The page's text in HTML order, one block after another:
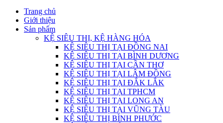
Trang chủ
Giới thiệu
Sản phẩm
KỆ SIÊU THỊ, KỆ HÀNG HÓA
KỆ SIÊU THỊ TẠI ĐỒNG NAI
KỆ SIÊU THỊ TẠI BÌNH DƯƠNG
KỆ SIÊU THỊ TẠI CẦN THƠ
KỆ SIÊU THỊ TẠI LÂM ĐỒNG
KỆ SIÊU THỊ TẠI ĐẮK LẮK
KỆ SIÊU THỊ TẠI TPHCM
KỆ SIÊU THỊ TẠI LONG AN
KỆ SIÊU THỊ TẠI VŨNG TÀU
KỆ SIÊU THỊ BÌNH PHƯỚC